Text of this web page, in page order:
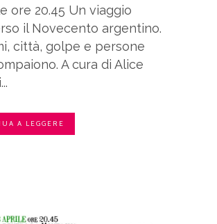
ore 20.45 Un viaggio
il Novecento argentino.
città, golpe e persone
A cura di Alice
A LEGGERE